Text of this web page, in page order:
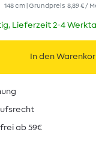
148 cm | Grundpreis 8,89 € /
Lieferzeit 2-4
In den
ab 59€